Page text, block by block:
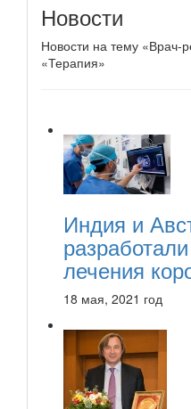
Новости
Новости на тему «Врач-
«Терапия»
Индия и
лечения
18 мая, 2021 год